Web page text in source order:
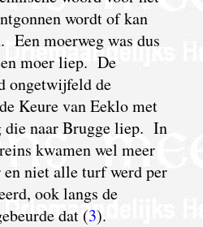
wordt of kan
Een moerweg was dus
moer liep. De
ongetwijfeld de
Keure van Eeklo met
die naar Brugge liep. In
kwamen wel meer
niet alle turf werd per
ook langs de
dat (3).